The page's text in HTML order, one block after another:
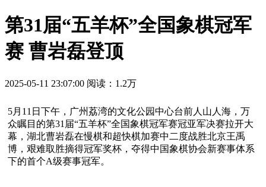
第31届“五羊杯”全国象棋冠军
赛 曹岩磊登顶
2025-05-11 23:07:00 阅读：1.2万
5月11日下午，广州荔湾的文化公园中心台前人山人海，万
众瞩目的第31届“五羊杯”全国象棋冠军赛冠亚军决赛拉开大
幕，湖北曹岩磊在慢棋和超快棋加赛中二度战胜北京王禹
博，艰难取胜摘得冠军奖杯，夺得中国象棋协会新赛事体系
下的首个A级赛事冠军。